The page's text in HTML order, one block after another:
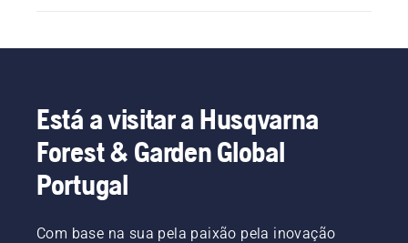
Está a visitar a Husqvarna
Forest & Garden Global
Portugal
Com base na sua pela paixão pela inovação